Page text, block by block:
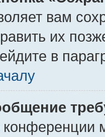
вам
их
в
конференции